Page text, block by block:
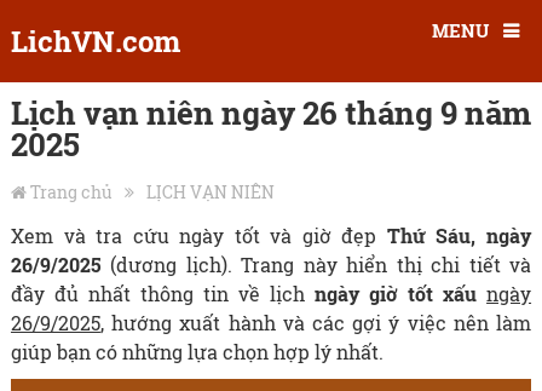
LichVN.com MENU
Lịch vạn niên ngày 26 tháng 9 năm
2025
Trang chủ LỊCH VẠN NIÊN
Xem và tra cứu ngày tốt và giờ đẹp Thứ Sáu, ngày
26/9/2025 (dương lịch). Trang này hiển thị chi tiết và
đầy đủ nhất thông tin về lịchngày giờ tốt xấu ngày
26/9/2025, hướng xuất hành và các gợi ý việc nên làm
giúp bạn có những lựa chọn hợp lý nhất.